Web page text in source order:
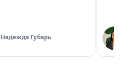
Надежда Губарь